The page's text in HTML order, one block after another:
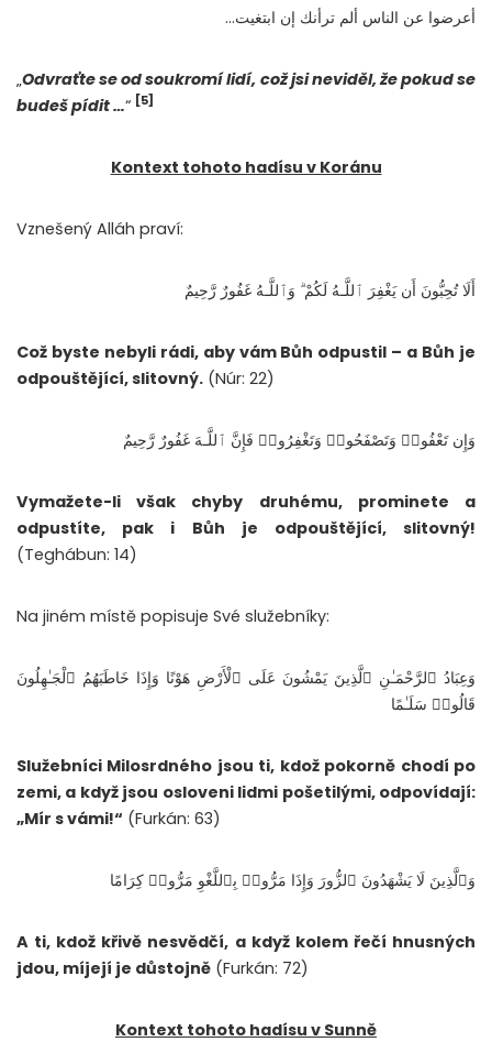
أعرضوا عن الناس ألم ترأنك إن ابتغيت…
„Odvraťte se od soukromí lidí, což jsi neviděl, že pokud se
budeš pídit …“ [5]
Kontext tohoto hadísu v Koránu
Vznešený Alláh praví:
أَلَا تُحِبُّونَ أَن يَغْفِرَ ٱللَّـهُ لَكُمْ ۗ وَٱللَّـهُ غَفُورٌ رَّحِيمٌ
Což byste nebyli rádi, aby vám Bůh odpustil – a Bůh je
odpouštějící, slitovný. (Núr: 22)
وَإِن تَعْفُوا۟ وَتَصْفَحُوا۟ وَتَغْفِرُوا۟ فَإِنَّ ٱللَّـهَ غَفُورٌ رَّحِيمٌ
Vymažete-li však chyby druhému, prominete a
odpustíte, pak i Bůh je odpouštějící, slitovný!
(Teghábun: 14)
Na jiném místě popisuje Své služebníky:
وَعِبَادُ ٱلرَّحْمَـٰنِ ٱلَّذِينَ يَمْشُونَ عَلَى ٱلْأَرْضِ هَوْنًا وَإِذَا خَاطَبَهُمُ ٱلْجَـٰهِلُونَ
قَالُوا۟ سَلَـٰمًا
Služebníci Milosrdného jsou ti, kdož pokorně chodí po
zemi, a když jsou osloveni lidmi pošetilými, odpovídají:
„Mír s vámi!“ (Furkán: 63)
وَٱلَّذِينَ لَا يَشْهَدُونَ ٱلزُّورَ وَإِذَا مَرُّوا۟ بِٱللَّغْوِ مَرُّوا۟ كِرَامًا
A ti, kdož křivě nesvědčí, a když kolem řečí hnusných
jdou, míjejí je důstojně (Furkán: 72)
Kontext tohoto hadísu v Sunně